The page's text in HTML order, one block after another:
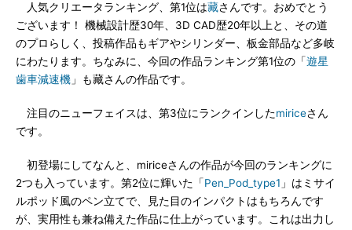
人気クリエータランキング、第1位は藏さんです。おめでとう
ございます！ 機械設計歴30年、3D CAD歴20年以上と、その道
のプロらしく、投稿作品もギアやシリンダー、板金部品など多岐
にわたります。ちなみに、今回の作品ランキング第1位の「遊星
歯車減速機 」も藏さんの作品です。
注目のニューフェイスは、第3位にランクインしたmiriceさん
です。
初登場にしてなんと、miriceさんの作品が今回のランキングに
2つも入っています。第2位に輝いた「Pen_Pod_type1 」はミサイ
ルポッド風のペン立てで、見た目のインパクトはもちろんです
が、実用性も兼ね備えた作品に仕上がっています。これは出力し